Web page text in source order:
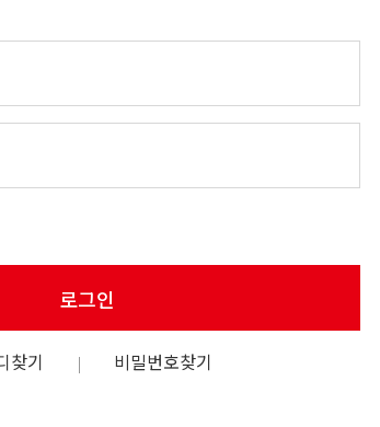
로그인
찾기 비밀번호찾기